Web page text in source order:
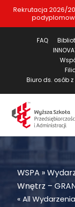
Rekrutacja 2026/
FAQ
Biuro ds. osób
WSPA »
Wnętrz –
« All Wydarzenia